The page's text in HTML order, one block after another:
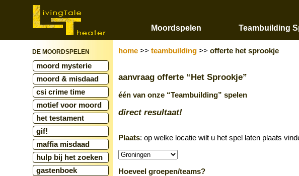
Moordspelen Teambuilding
DE MOORDSPELEN
moord mysterie
moord & misdaad
csi crime time
motief voor moord
het testament
gif!
maffia misdaad
hulp bij het zoeken
gastenboek
home >> teambuilding >> offerte het sprookje
aanvraag offerte “Het Sprookje”
één van onze “Teambuilding” spelen
direct resultaat!
Plaats: op welke locatie wilt u het spel laten plaats
Hoeveel groepen/teams?